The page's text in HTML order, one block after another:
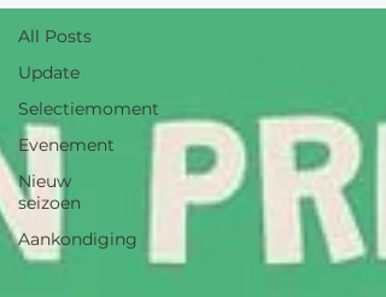
All Posts
Update
Selectiemoment
Evenement
Nieuw
seizoen
Aankondiging